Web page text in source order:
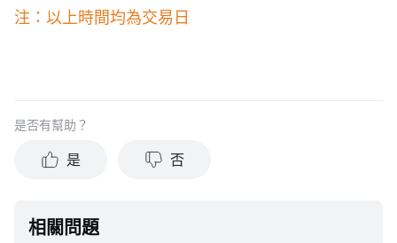
注：以上時間均為交易日
是否有幫助？
是 否
相關問題